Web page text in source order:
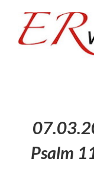
springen
Psalm